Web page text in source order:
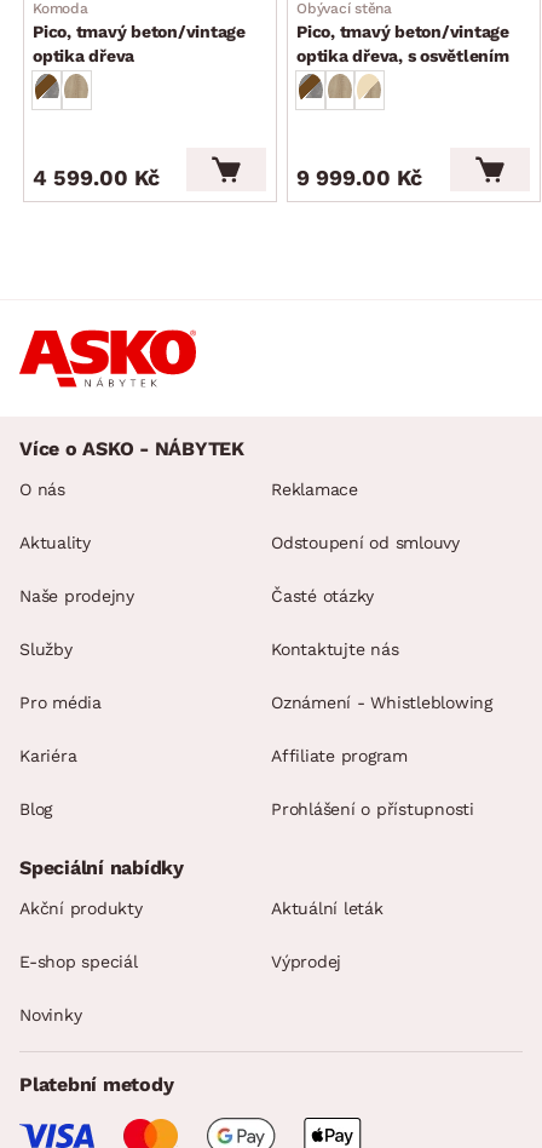
Komoda
Pico, tmavý beton/vintage
optika dřeva
4 599.00 Kč
Obývací stěna
Pico, tmavý beton/vintage
optika dřeva, s osvětlením
9 999.00 Kč
Více o ASKO - NÁBYTEK
O nás
Aktuality
Naše prodejny
Služby
Pro média
Kariéra
Blog
Reklamace
Odstoupení od smlouvy
Časté otázky
Kontaktujte nás
Oznámení - Whistleblowing
Affiliate program
Prohlášení o přístupnosti
Speciální nabídky
Akční produkty Aktuální leták
E-shop speciál Výprodej
Novinky
Platební metody